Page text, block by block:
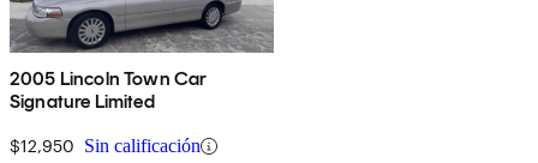
2005 Lincoln Town Car
Signature Limited
$12,950 Sin calificación